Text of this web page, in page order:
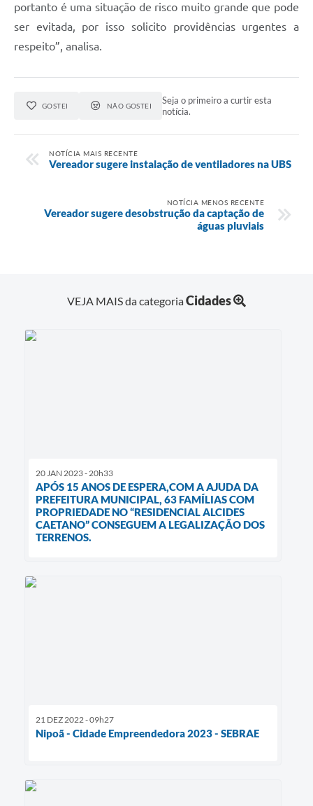
portanto é uma situação de risco muito grande que pode
ser evitada, por isso solicito providências urgentes a
respeito”, analisa.
GOSTEI NÃO GOSTEI
Seja o primeiro a curtir esta
notícia.
NOTÍCIA MAIS RECENTE
Vereador sugere instalação de ventiladores na UBS
NOTÍCIA MENOS RECENTE
Vereador sugere desobstrução da captação de
águas pluviais
VEJA MAIS da categoriaCidades
20 JAN 2023 - 20h33
APÓS 15 ANOS DE ESPERA,COM A AJUDA DA
PREFEITURA MUNICIPAL, 63 FAMÍLIAS COM
PROPRIEDADE NO “RESIDENCIAL ALCIDES
CAETANO” CONSEGUEM A LEGALIZAÇÃO DOS
TERRENOS.
21 DEZ 2022 - 09h27
Nipoã - Cidade Empreendedora 2023 - SEBRAE